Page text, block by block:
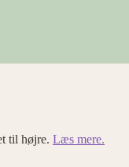
til højre. Læs mere.